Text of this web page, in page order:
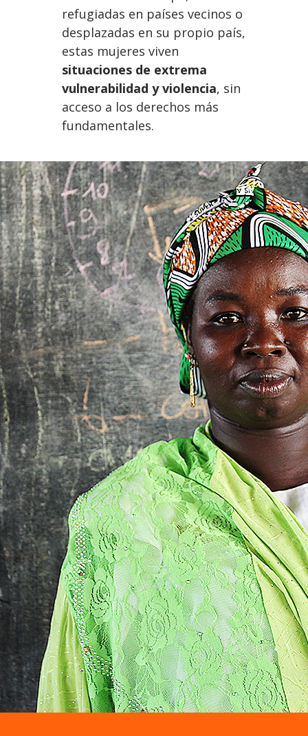
refugiadas en países vecinos o
desplazadas en su propio país,
estas mujeres viven
situaciones de extrema
vulnerabilidad y violencia, sin
acceso a los derechos más
fundamentales.